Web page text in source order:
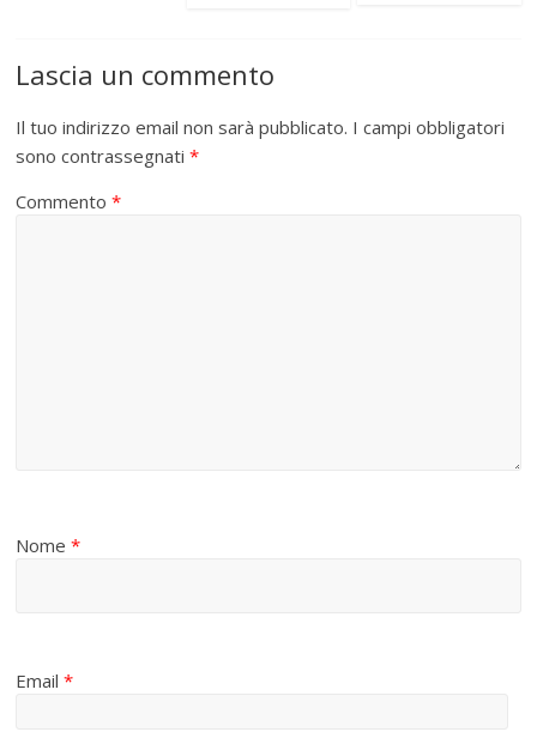
Lascia un commento
Il tuo indirizzo email non sarà pubblicato. I campi obbligatori
sono contrassegnati*
Commento*
Nome*
Email*